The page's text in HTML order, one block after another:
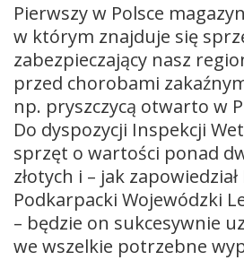
Pierwszy w Polsce
w którym znajduje się
zabezpieczający nasz
przed chorobami
np. pryszczycą otwarto w
Do dyspozycji Inspekcji
sprzęt o wartości ponad
złotych i – jak
Podkarpacki Wojewódzki
– będzie on sukcesywnie
we wszelkie potrzebne